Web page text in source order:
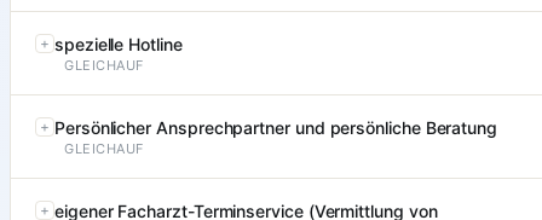
spezielle Hotline
GLEICHAUF
Persönlicher Ansprechpartner und persönliche Beratung
GLEICHAUF
eigener Facharzt-Terminservice (Vermittlung von